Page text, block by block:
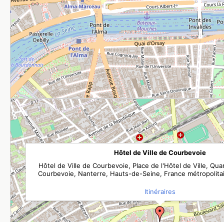
Hôtel de Ville de Courbevoie
Hôtel de Ville de Courbevoie, Place de l'Hôtel de Ville,
Courbevoie, Nanterre, Hauts-de-Seine, France
Itinéraires